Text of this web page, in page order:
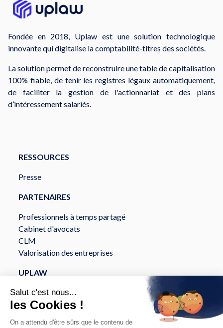
Fondée en 2018, Uplaw est une solution technologique
innovante qui digitalise la comptabilité-titres des sociétés.
La solution permet de reconstruire une table de capitalisation
100% fiable, de tenir les registres légaux automatiquement,
de faciliter la gestion de l'actionnariat et des plans
d’intéressement salariés.
RESSOURCES
Presse
PARTENAIRES
Professionnels à temps partagé
Cabinet d'avocats
CLM
Valorisation des entreprises
UPLAW
À propos
Services